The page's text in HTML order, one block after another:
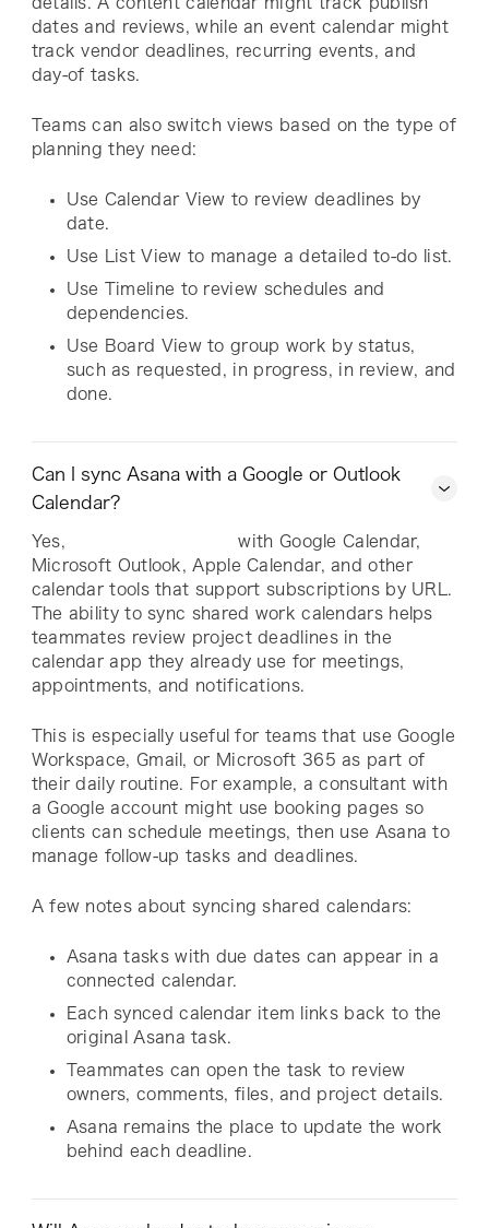
dates and reviews, while an event calendar might
track vendor deadlines, recurring events, and
day-of tasks.
Teams can also switch views based on the type of
planning they need:
Use Calendar View to review deadlines by
date.
Use List View to manage a detailed to-do list.
Use Timeline to review schedules and
dependencies.
Use Board View to group work by status,
such as requested, in progress, in review, and
done.
Can I sync Asana with a Google or Outlook
Calendar?
Yes,
with Google Calendar,
Microsoft Outlook, Apple Calendar, and other
calendar tools that support subscriptions by URL.
The ability to sync shared work calendars helps
teammates review project deadlines in the
calendar app they already use for meetings,
appointments, and notifications.
This is especially useful for teams that use Google
Workspace, Gmail, or Microsoft 365 as part of
their daily routine. For example, a consultant with
a Google account might use booking pages so
clients can schedule meetings, then use Asana to
manage follow-up tasks and deadlines.
A few notes about syncing shared calendars:
Asana tasks with due dates can appear in a
connected calendar.
Each synced calendar item links back to the
original Asana task.
Teammates can open the task to review
owners, comments, files, and project details.
Asana remains the place to update the work
behind each deadline.